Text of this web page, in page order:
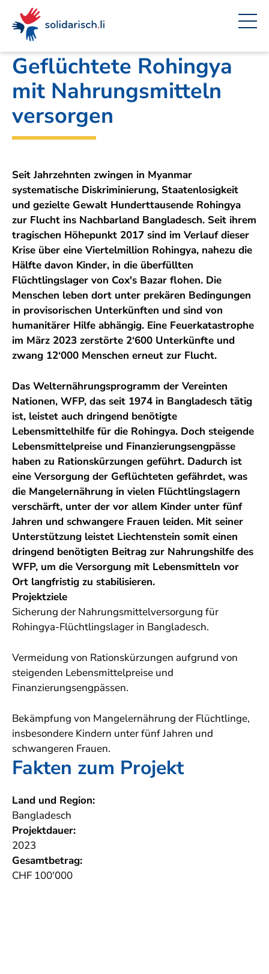
Navigieren
in
solidarisch.li
Schnellnavigation
Seitenkontext
Inhalt
Projekt
von
Amt für Auswärtige Angelegenheiten
Geflüchtete Rohingya
mit Nahrungsmitteln
versorgen
Seit Jahrzehnten zwingen in Myanmar
systematische Diskriminierung, Staatenlosigkeit
und gezielte Gewalt Hunderttausende Rohingya
zur Flucht ins Nachbarland Bangladesch. Seit ihrem
tragischen Höhepunkt 2017 sind im Verlauf dieser
Krise über eine Viertelmillion Rohingya, nahezu die
Hälfte davon Kinder, in die überfüllten
Flüchtlingslager von Cox's Bazar flohen. Die
Menschen leben dort unter prekären Bedingungen
in provisorischen Unterkünften und sind von
humanitärer Hilfe abhängig. Eine Feuerkatastrophe
im März 2023 zerstörte 2‘600 Unterkünfte und
zwang 12‘000 Menschen erneut zur Flucht.
Das Welternährungsprogramm der Vereinten
Nationen, WFP, das seit 1974 in Bangladesch tätig
ist, leistet auch dringend benötigte
Lebensmittelhilfe für die Rohingya. Doch steigende
Lebensmittelpreise und Finanzierungsengpässe
haben zu Rationskürzungen geführt. Dadurch ist
eine Versorgung der Geflüchteten gefährdet, was
die Mangelernährung in vielen Flüchtlingslagern
verschärft, unter der vor allem Kinder unter fünf
Jahren und schwangere Frauen leiden. Mit seiner
Unterstützung leistet Liechtenstein somit einen
dringend benötigten Beitrag zur Nahrungshilfe des
WFP, um die Versorgung mit Lebensmitteln vor
Ort langfristig zu stabilisieren.
Projektziele
Sicherung der Nahrungsmittelversorgung für
Rohingya-Flüchtlingslager in Bangladesch.
Vermeidung von Rationskürzungen aufgrund von
steigenden Lebensmittelpreise und
Finanzierungsengpässen.
Bekämpfung von Mangelernährung der Flüchtlinge,
insbesondere Kindern unter fünf Jahren und
schwangeren Frauen.
Fakten zum Projekt
Land und Region:
Bangladesch
Projektdauer:
2023
Gesamtbetrag:
CHF 100'000